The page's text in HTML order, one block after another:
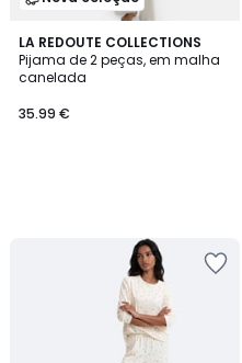
LA REDOUTE COLLECTIONS
Pijama de 2 peças, em malha
canelada
35.99 €